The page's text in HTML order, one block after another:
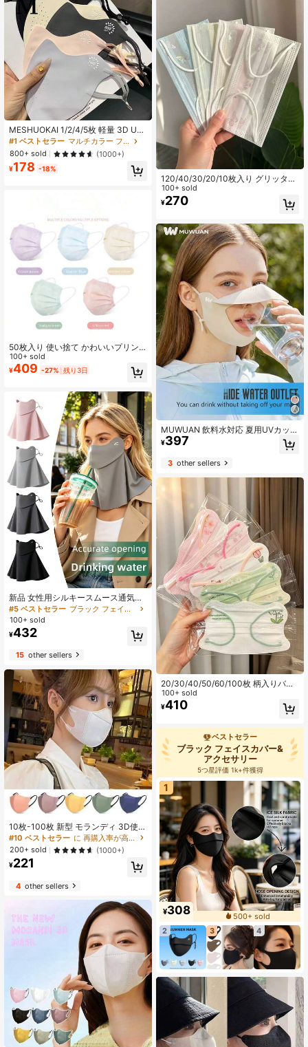
MESHUOKAI 1/2/4/5枚 軽量 3D UV
カット フェイスマスク、通気性 防風
日よけマスク、女性用 夏 サイクリン
グ アウトドア 日常着用
#1 ベストセラー
マルチカラー フェイスカバー
800+ sold
(1000+)
¥178 -18%
50枚入り 使い捨て かわいいプリン
ト 高品質 3層 フラットマカロン マス
ク 5色展開 夏用 軽量
100+ sold
¥409 -27% 残り3日
新品 女性用シルキースムース通気性
日よけフェイスマスク、目と首をカ
バー、統合UVプロテクション、夏に
適しています
#5 ベストセラー
ブラック フェイスカバー&アクセサリー
100+ sold
¥432
15other sellers
10枚-100枚 新型 モランディ 3D使い
捨てフェイスマスク、ユニセックス
デザイン。白色マスクは染色不要の
無臭素材で作られています。その他
の色のマスクは染色が必要で、わず
かな臭いがある場合がありますが、
これは正常です。換気後しばらくす
サイズはサイズチャートをご参照く
ださい。
#10 ベストセラー
に 再購入率が高い フェイスカバー&アクセサリー
200+ sold
(1000+)
¥221
4other sellers
120/40/30/20/10枚入り グリッター
蝶プリント使い捨てフェイスマス
ク、薄手通気性メッシュマスク、ゴ
ールド箔蝶デザイン、女性用、個包
ています。
100+ sold
¥270
MUWUAN 飲料水対応 夏用UVカット
マスク 防風・防寒 ユニセックス 収
納ポケット付き 大人用厚手タイプ 日
よけ・強力な目元保護機能付き アウ
トドアサイクリング・ハイキング向
け
¥397
3other sellers
20/30/40/50/60/100枚 柄入りバタ
フライフェイスマスク、使い捨て高
品質かわいい柄プリントマスク、通
気性のある波型デザイン、女性に適
100+ sold
¥410
ベストセラー
ブラック フェイスカバー&
アクセサリー
5つ星評価 1k+件獲得
1
¥308
500+ sold
2
3 4